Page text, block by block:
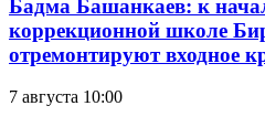
Бадма Башанкаев: к
коррекционной школе
отремонтируют входное
7 августа 10:00